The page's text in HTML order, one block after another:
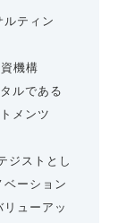
ルティン
機構
ルである
メンツ
ジストとし
ベーション
ューアッ